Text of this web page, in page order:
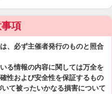
項
、必ず主催者発行のものと照合
る情報の内容に関しては万全を
性および安全性を保証するもの
て被ったいかなる損害について